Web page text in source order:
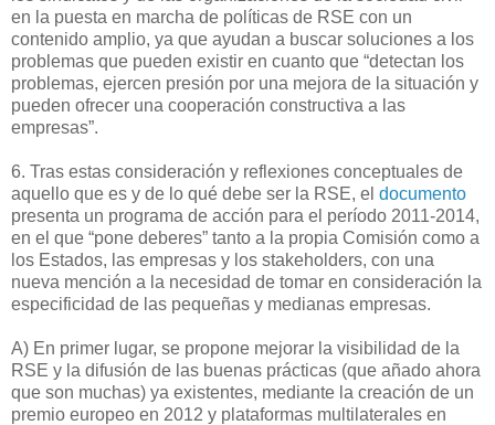
en la puesta en marcha de políticas de RSE con un
contenido amplio, ya que ayudan a buscar soluciones a los
problemas que pueden existir en cuanto que “detectan los
problemas, ejercen presión por una mejora de la situación y
pueden ofrecer una cooperación constructiva a las
empresas”.
6. Tras estas consideración y reflexiones conceptuales de
aquello que es y de lo qué debe ser la RSE, el documento
presenta un programa de acción para el período 2011-2014,
en el que “pone deberes” tanto a la propia Comisión como a
los Estados, las empresas y los stakeholders, con una
nueva mención a la necesidad de tomar en consideración la
especificidad de las pequeñas y medianas empresas.
A) En primer lugar, se propone mejorar la visibilidad de la
RSE y la difusión de las buenas prácticas (que añado ahora
que son muchas) ya existentes, mediante la creación de un
premio europeo en 2012 y plataformas multilaterales en